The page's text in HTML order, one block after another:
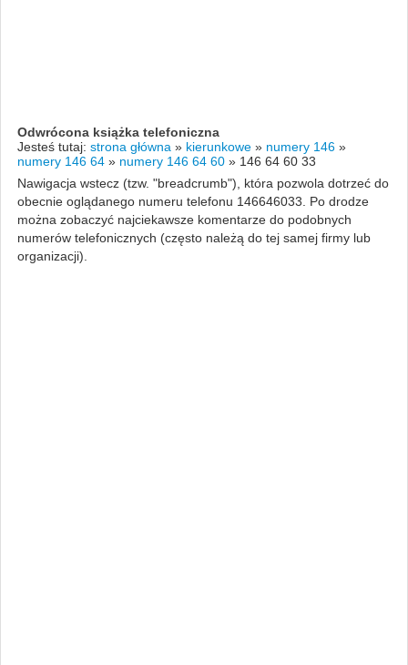
Odwrócona książka telefoniczna
Jesteś tutaj: strona główna » kierunkowe » numery 146 »
numery 146 64 » numery 146 64 60 » 146 64 60 33
Nawigacja wstecz (tzw. "breadcrumb"), która pozwola dotrzeć do
obecnie oglądanego numeru telefonu 146646033. Po drodze
można zobaczyć najciekawsze komentarze do podobnych
numerów telefonicznych (często należą do tej samej firmy lub
organizacji).